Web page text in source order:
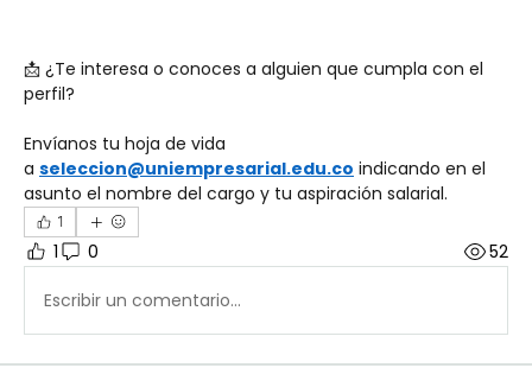
📩 ¿Te interesa o conoces a alguien que cumpla con el
perfil?
Envíanos tu hoja de vida
a seleccion@uniempresarial.edu.co indicando en el
asunto el nombre del cargo y tu aspiración salarial.
1
1 0 52
Escribir un comentario...